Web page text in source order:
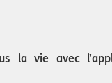
la vie avec